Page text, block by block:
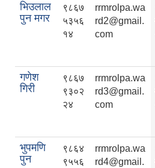
भिउलाल
पुन मगर
९८६७
५३५६
१४
rrmrolpa.wa
rd2@gmail.
com
गणेश
गिरी
९८६७
९३०२
२४
rrmrolpa.wa
rd3@gmail.
com
भुपमणि
पुन
९८६४
९५५६
rrmrolpa.wa
rd4@gmail.